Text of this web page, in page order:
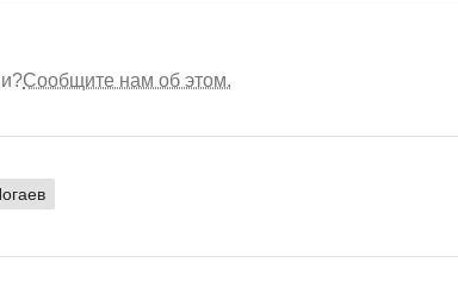
Сообщите нам об этом.